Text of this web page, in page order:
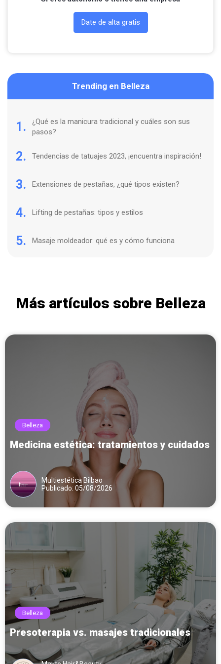
Date de alta gratis
Trending en Belleza
1.
¿Qué es la manicura tradicional y cuáles son sus
pasos?
2. Tendencias de tatuajes 2023, ¡encuentra inspiración!
3. Extensiones de pestañas, ¿qué tipos existen?
4. Lifting de pestañas: tipos y estilos
5. Masaje moldeador: qué es y cómo funciona
Más artículos sobre Belleza
Belleza
Medicina estética: tratamientos y cuidados
Multiestética Bilbao
Publicado: 05/08/2026
Belleza
Presoterapia vs. masajes tradicionales